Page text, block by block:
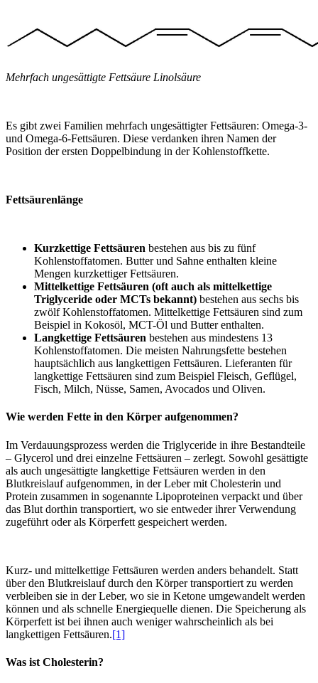
Mehrfach ungesättigte Fettsäure Linolsäure
Es gibt zwei Familien mehrfach ungesättigter Fettsäuren: Omega-3-
und Omega-6-Fettsäuren. Diese verdanken ihren Namen der
Position der ersten Doppelbindung in der Kohlenstoffkette.
Fettsäurenlänge
Kurzkettige Fettsäuren bestehen aus bis zu fünf
Kohlenstoffatomen. Butter und Sahne enthalten kleine
Mengen kurzkettiger Fettsäuren.
Mittelkettige Fettsäuren (oft auch als mittelkettige
Triglyceride oder MCTs bekannt) bestehen aus sechs bis
zwölf Kohlenstoffatomen. Mittelkettige Fettsäuren sind zum
Beispiel in Kokosöl, MCT-Öl und Butter enthalten.
Langkettige Fettsäuren bestehen aus mindestens 13
Kohlenstoffatomen. Die meisten Nahrungsfette bestehen
hauptsächlich aus langkettigen Fettsäuren. Lieferanten für
langkettige Fettsäuren sind zum Beispiel Fleisch, Geflügel,
Fisch, Milch, Nüsse, Samen, Avocados und Oliven.
Wie werden Fette in den Körper aufgenommen?
Im Verdauungsprozess werden die Triglyceride in ihre Bestandteile
– Glycerol und drei einzelne Fettsäuren – zerlegt. Sowohl gesättigte
als auch ungesättigte langkettige Fettsäuren werden in den
Blutkreislauf aufgenommen, in der Leber mit Cholesterin und
Protein zusammen in sogenannte Lipoproteinen verpackt und über
das Blut dorthin transportiert, wo sie entweder ihrer Verwendung
zugeführt oder als Körperfett gespeichert werden.
Kurz- und mittelkettige Fettsäuren werden anders behandelt. Statt
über den Blutkreislauf durch den Körper transportiert zu werden
verbleiben sie in der Leber, wo sie in Ketone umgewandelt werden
können und als schnelle Energiequelle dienen. Die Speicherung als
Körperfett ist bei ihnen auch weniger wahrscheinlich als bei
langkettigen Fettsäuren.[1]
Was ist Cholesterin?